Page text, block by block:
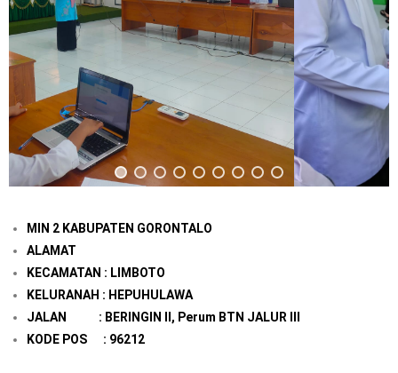
MIN 2 KABUPATEN GORONTALO
ALAMAT
KECAMATAN : LIMBOTO
KELURANAH : HEPUHULAWA
JALAN : BERINGIN II, Perum BTN JALUR III
KODE POS : 96212